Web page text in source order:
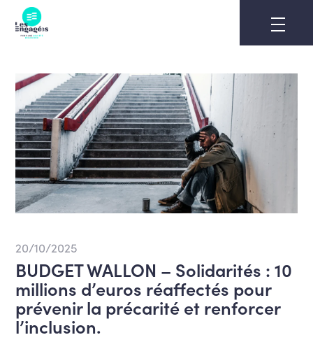
content
20/10/2025
BUDGET WALLON – Solidarités : 10
millions d’euros réaffectés pour
prévenir la précarité et renforcer
l’inclusion.